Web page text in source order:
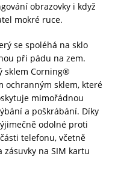
obrazovky i když
mokré ruce.
se spoléhá na sklo
při pádu na zem.
sklem Corning®
ochranným sklem, které
mimořádnou
a poškrábání. Díky
odolné proti
telefonu, včetně
na SIM kartu